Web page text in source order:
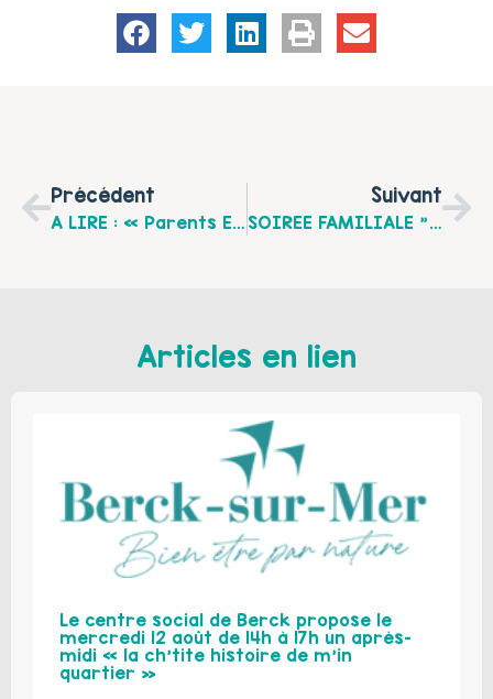
Précédent
A LIRE : « Parents En Devenir, Parents À Accueillir », N°67 De La Revue « Le Furet, Petite Enfance Et Diversité » Avril 2012
Suivant
SOIREE FAMILIALE "LAND-ART", Le Mardi 05 Juin 2012 À Wimereux
Articles en lien
Le centre social de Berck propose le
mercredi 12 août de 14h à 17h un après-
midi « la ch’tite histoire de m’in
quartier »